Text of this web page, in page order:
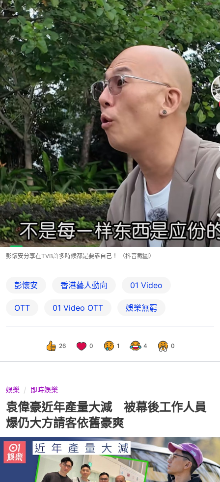
彭懷安分享在TVB許多時候都是要靠自己！ （抖音截圖）
彭懷安 香港藝人動向 01 Video
OTT 01‌ ‌Video‌ ‌OTT 娛樂無窮
26 0 1 4 0
娛樂 即時娛樂
袁偉豪近年產量大減 被幕後工作人員
爆仍大方請客依舊豪爽